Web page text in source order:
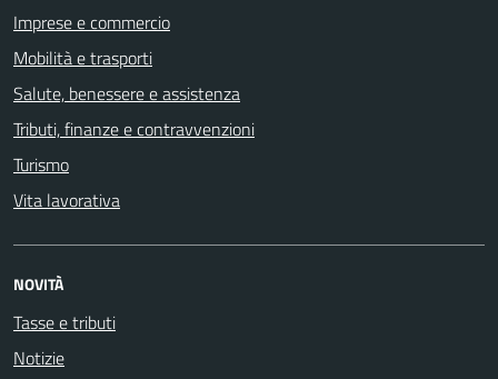
Imprese e commercio
Mobilità e trasporti
Salute, benessere e assistenza
Tributi, finanze e contravvenzioni
Turismo
Vita lavorativa
NOVITÀ
Tasse e tributi
Notizie